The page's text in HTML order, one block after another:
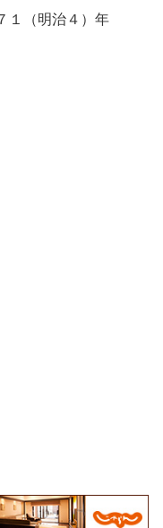
１（明治４）年